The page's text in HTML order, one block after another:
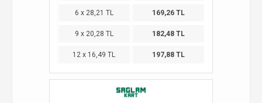
6 x 28,21 TL 169,26 TL
9 x 20,28 TL 182,48 TL
12 x 16,49 TL 197,88 TL